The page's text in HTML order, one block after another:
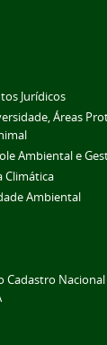
Jurídicos
Áreas
Ambiental e
Climática
Ambiental
Cadastro